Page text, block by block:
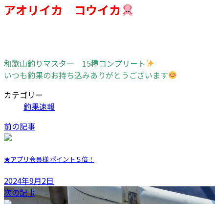
アオリイカ コウイカ
和歌山釣りマスタ— 15種コンプリ－ト
いつも釣果のお持ち込みありがとうございます
カテゴリー
釣果速報
前の記事
★アプリ会員様 ポイント５倍！
2024年9月2日
次の記事